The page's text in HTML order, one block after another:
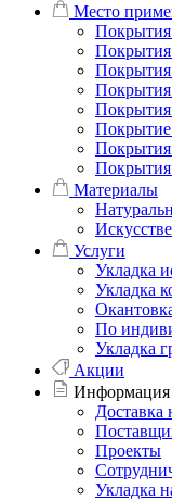
Место
Покрытия
Покрытия
Покрытия
Покрытия
Покрытия
Покрытие
Покрытия
Покрытия
Материалы
Услуги
Укладка
Укладка
По
Укладка
Акции
Информация
Доставка
Проекты
Укладка